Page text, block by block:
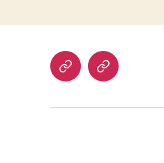
Impressum/
Beliebte
Kugeln